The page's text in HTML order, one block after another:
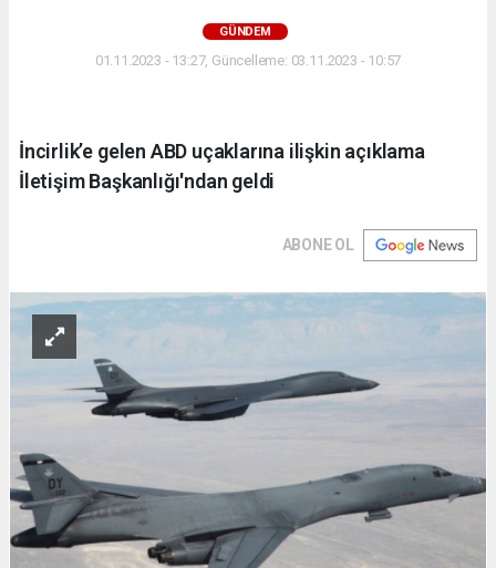
GÜNDEM
01.11.2023 - 13:27, Güncelleme: 03.11.2023 - 10:57
İncirlik’e gelen ABD uçaklarına ilişkin açıklama
İletişim Başkanlığı'ndan geldi
ABONE OL